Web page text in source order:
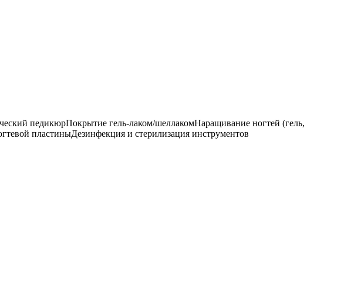
педикюрПокрытие гель-лаком/шеллакомНаращивание ногтей (гель,
пластиныДезинфекция и стерилизация инструментов